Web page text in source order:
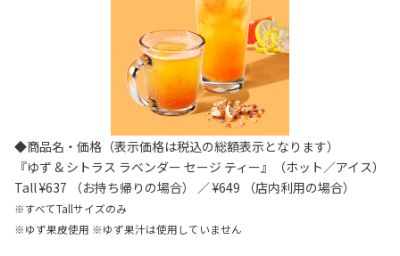
◆商品名・価格（表示価格は税込の総額表示となります）
『ゆず & シトラス ラベンダー セージ ティー』（ホット／アイス）
Tall ¥637 （お持ち帰りの場合） ／ ¥649 （店内利用の場合）
※すべてTallサイズのみ
※ゆず果皮使用 ※ゆず果汁は使用していません